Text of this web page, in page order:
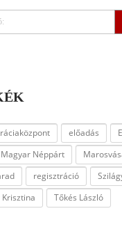
előadás
Néppárt
regisztráció
Tőkés László